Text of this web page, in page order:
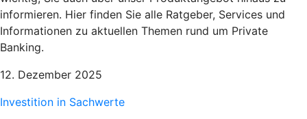
informieren. Hier finden Sie alle Ratgeber, Services und
Informationen zu aktuellen Themen rund um Private
Banking.
12. Dezember 2025
Investition in Sachwerte